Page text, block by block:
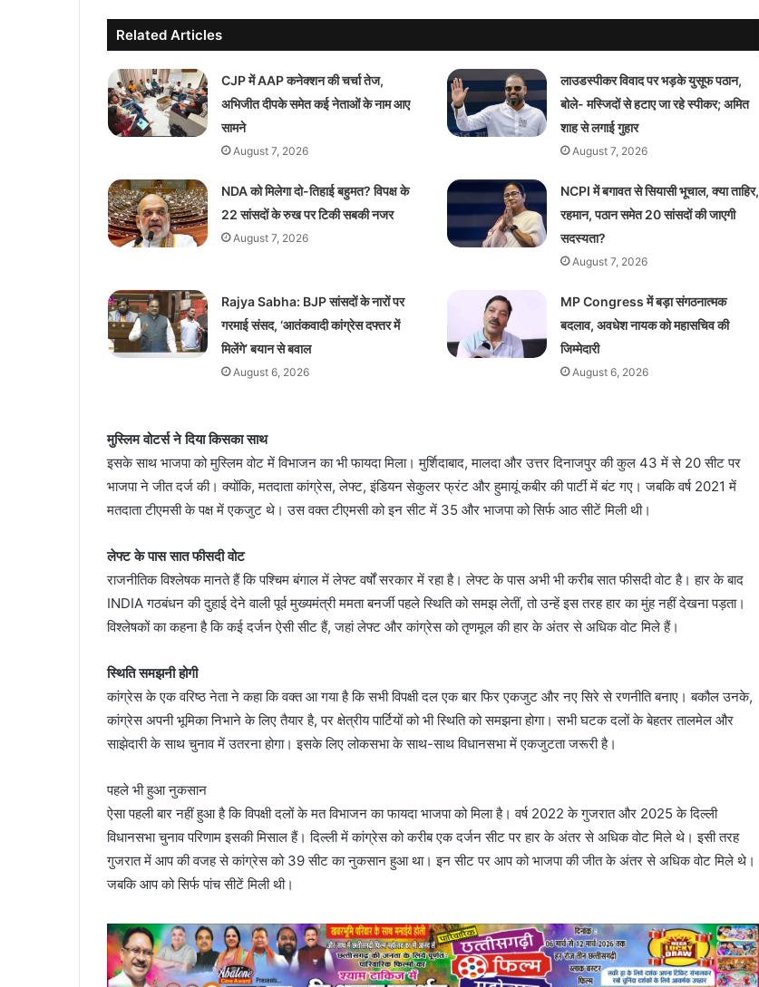
Related Articles
CJP में AAP कनेक्शन की चर्चा तेज,
अभिजीत दीपके समेत कई नेताओं के नाम आए
सामने
August 7, 2026
लाउडस्पीकर विवाद पर भड़के युसूफ पठान,
बोले- मस्जिदों से हटाए जा रहे स्पीकर; अमित
शाह से लगाई गुहार
August 7, 2026
NDA को मिलेगा दो-तिहाई बहुमत? विपक्ष के
22 सांसदों के रुख पर टिकी सबकी नजर
August 7, 2026
NCPI में बगावत से सियासी भूचाल, क्या ताहिर,
रहमान, पठान समेत 20 सांसदों की जाएगी
सदस्यता?
August 7, 2026
Rajya Sabha: BJP सांसदों के नारों पर
गरमाई संसद, ‘आतंकवादी कांग्रेस दफ्तर में
मिलेंगे’ बयान से बवाल
August 6, 2026
MP Congress में बड़ा संगठनात्मक
बदलाव, अवधेश नायक को महासचिव की
जिम्मेदारी
August 6, 2026
मुस्लिम वोटर्स ने दिया किसका साथ
इसके साथ भाजपा को मुस्लिम वोट में विभाजन का भी फायदा मिला। मुर्शिदाबाद, मालदा और उत्तर दिनाजपुर की कुल 43 में से 20 सीट पर
भाजपा ने जीत दर्ज की। क्योंकि, मतदाता कांग्रेस, लेफ्ट, इंडियन सेकुलर फ्रंट और हुमायूं कबीर की पार्टी में बंट गए। जबकि वर्ष 2021 में
मतदाता टीएमसी के पक्ष में एकजुट थे। उस वक्त टीएमसी को इन सीट में 35 और भाजपा को सिर्फ आठ सीटें मिली थी।
लेफ्ट के पास सात फीसदी वोट
राजनीतिक विश्लेषक मानते हैं कि पश्चिम बंगाल में लेफ्ट वर्षों सरकार में रहा है। लेफ्ट के पास अभी भी करीब सात फीसदी वोट है। हार के बाद
INDIA गठबंधन की दुहाई देने वाली पूर्व मुख्यमंत्री ममता बनर्जी पहले स्थिति को समझ लेतीं, तो उन्हें इस तरह हार का मुंह नहीं देखना पड़ता।
विश्लेषकों का कहना है कि कई दर्जन ऐसी सीट हैं, जहां लेफ्ट और कांग्रेस को तृणमूल की हार के अंतर से अधिक वोट मिले हैं।
स्थिति समझनी होगी
कांग्रेस के एक वरिष्ठ नेता ने कहा कि वक्त आ गया है कि सभी विपक्षी दल एक बार फिर एकजुट और नए सिरे से रणनीति बनाए। बकौल उनके,
कांग्रेस अपनी भूमिका निभाने के लिए तैयार है, पर क्षेत्रीय पार्टियों को भी स्थिति को समझना होगा। सभी घटक दलों के बेहतर तालमेल और
साझेदारी के साथ चुनाव में उतरना होगा। इसके लिए लोकसभा के साथ-साथ विधानसभा में एकजुटता जरूरी है।
पहले भी हुआ नुकसान
ऐसा पहली बार नहीं हुआ है कि विपक्षी दलों के मत विभाजन का फायदा भाजपा को मिला है। वर्ष 2022 के गुजरात और 2025 के दिल्ली
विधानसभा चुनाव परिणाम इसकी मिसाल हैं। दिल्ली में कांग्रेस को करीब एक दर्जन सीट पर हार के अंतर से अधिक वोट मिले थे। इसी तरह
गुजरात में आप की वजह से कांग्रेस को 39 सीट का नुकसान हुआ था। इन सीट पर आप को भाजपा की जीत के अंतर से अधिक वोट मिले थे।
जबकि आप को सिर्फ पांच सीटें मिली थी।